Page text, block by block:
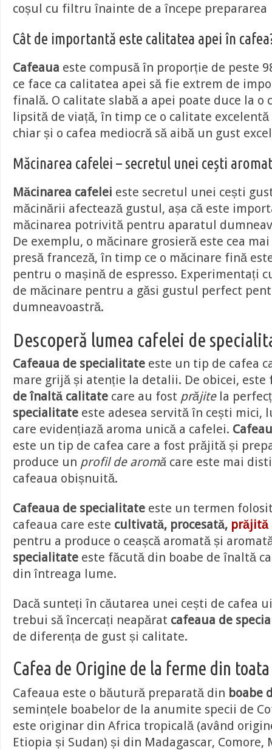
coșul cu filtru înainte de a începe prepararea
Cât de importantă este calitatea apei în
Cafeaua este compusă în proporție de peste
ce face ca calitatea apei să fie extrem de
finală. O calitate slabă a apei poate duce la o
lipsită de viață, în timp ce o calitate
chiar și o cafea mediocră să aibă un gust
Măcinarea cafelei – secretul unei cești
Măcinarea cafelei este secretul unei cești
măcinării afectează gustul, așa că este
măcinarea potrivită pentru aparatul
De exemplu, o măcinare grosieră este cea
presă franceză, în timp ce o măcinare fină
pentru o mașină de espresso. Experimentați
de măcinare pentru a găsi gustul perfect
dumneavoastră.
Descoperă lumea cafelei de
Cafeaua de specialitate este un tip de cafea
mare grijă și atenție la detalii. De obicei,
de înaltă calitate care au fost prăjitela
specialitate este adesea servită în cești mici,
care evidențiază aroma unică a cafelei.
este un tip de cafea care a fost prăjită și
produce un profil de aromă care este mai
cafeaua obișnuită.
Cafeaua de specialitate este un termen
cafeaua care este cultivată, procesată, prăjită
pentru a produce o ceașcă aromată și
specialitate este făcută din boabe de înaltă
din întreaga lume.
Dacă sunteți în căutarea unei cești de cafea
trebui să încercați neapărat cafeaua de
de diferența de gust și calitate.
Cafea de Origine de la ferme din
Cafeaua este o băutură preparată din boabe
semințele boabelor de la anumite specii de
este originar din Africa tropicală (având
Etiopia și Sudan) și din Madagascar,